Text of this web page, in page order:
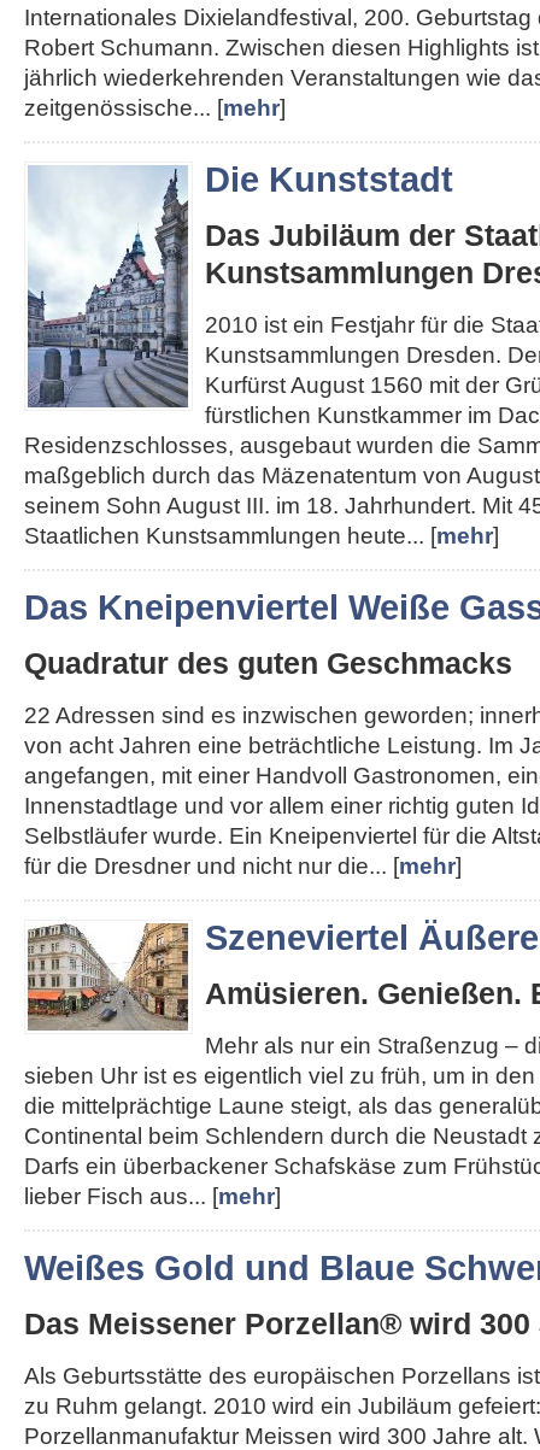
Internationales Dixielandfestival, 200.
Robert Schumann. Zwischen diesen Highlights
jährlich wiederkehrenden Veranstaltungen wie
zeitgenössische... [mehr]
Die Kunststadt
Das Jubiläum der
Kunstsammlungen
2010 ist ein Festjahr für die
Kunstsammlungen Dresden.
Kurfürst August 1560 mit der
fürstlichen Kunstkammer im
Residenzschlosses, ausgebaut wurden die
maßgeblich durch das Mäzenatentum von
seinem Sohn August III. im 18. Jahrhundert. Mit
Staatlichen Kunstsammlungen heute... [mehr]
Das Kneipenviertel Weiße
Quadratur des guten Geschmacks
22 Adressen sind es inzwischen geworden;
von acht Jahren eine beträchtliche Leistung. Im
angefangen, mit einer Handvoll Gastronomen,
Innenstadtlage und vor allem einer richtig guten
Selbstläufer wurde. Ein Kneipenviertel für die
für die Dresdner und nicht nur die... [mehr]
Szeneviertel
Amüsieren. Genießen.
Mehr als nur ein Straßenzug –
sieben Uhr ist es eigentlich viel zu früh, um in
die mittelprächtige Laune steigt, als das
Continental beim Schlendern durch die Neustadt
Darfs ein überbackener Schafskäse zum
lieber Fisch aus... [mehr]
Weißes Gold und Blaue
Das Meissener Porzellan® wird 300
Als Geburtsstätte des europäischen Porzellans
zu Ruhm gelangt. 2010 wird ein Jubiläum
Porzellanmanufaktur Meissen wird 300 Jahre